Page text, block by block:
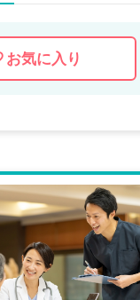
お気に入り